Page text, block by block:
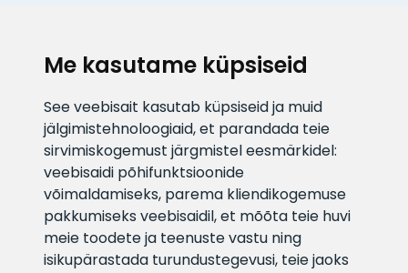
Me kasutame küpsiseid
See veebisait kasutab küpsiseid ja muid
jälgimistehnoloogiaid, et parandada teie
sirvimiskogemust järgmistel eesmärkidel:
veebisaidi põhifunktsioonide
võimaldamiseks, parema kliendikogemuse
pakkumiseks veebisaidil,et mõõta teie huvi
meie toodete ja teenuste vastu ning
isikupärastada turundustegevusi, teie jaoks
info@veefiltrid.ee
Infotelefon
+372 58862212
Vaata tööaegu
Reti tee 11, Peetri, 75312 Harju
maakond, Estonia